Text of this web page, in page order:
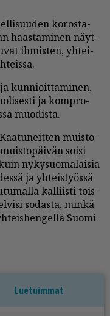
ko­ros­ta­
haas­ta­mi­nen näyt­
ih­mis­ten, yh­tei­
kun­ni­oit­ta­mi­nen,
ja komp­ro­
muo­dis­ta.
muis­to­
soi­si
ny­ky­suo­ma­lai­sia
ja yh­teis­työs­sä
kal­liis­ti tois­
so­das­ta, min­kä
Suo­mi
Luetuimmat